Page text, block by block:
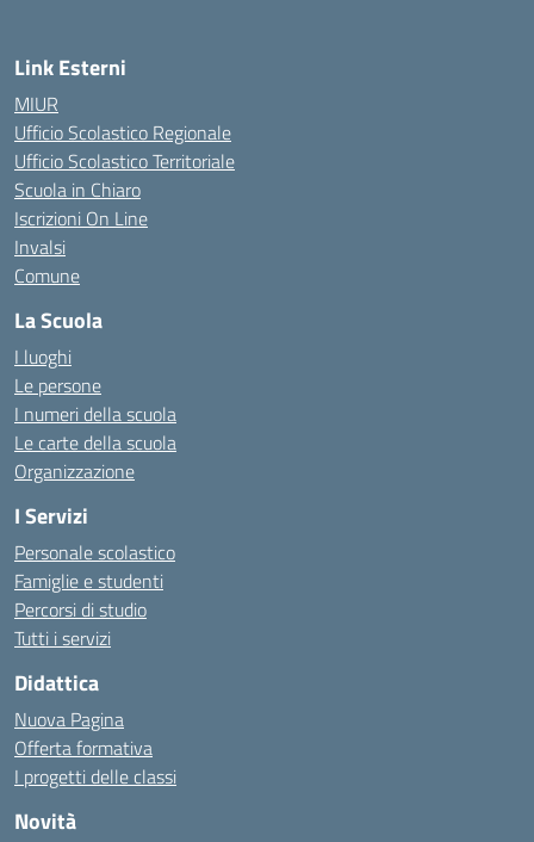
Link Esterni
MIUR
Ufficio Scolastico Regionale
Ufficio Scolastico Territoriale
Scuola in Chiaro
Iscrizioni On Line
Invalsi
Comune
La Scuola
I luoghi
Le persone
I numeri della scuola
Le carte della scuola
Organizzazione
I Servizi
Personale scolastico
Famiglie e studenti
Percorsi di studio
Tutti i servizi
Didattica
Nuova Pagina
Offerta formativa
I progetti delle classi
Novità